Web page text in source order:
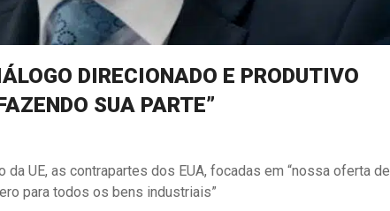
DIRECIONADO E PRODUTIVO
SUA PARTE”
UE, as contrapartes dos EUA, focadas em “nossa oferta de
para todos os bens industriais”